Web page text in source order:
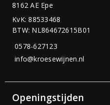
8162 AE Epe
KvK: 88533468
BTW: NL864672615B01
0578-627123
info@kroesewijnen.nl
Openingstijden